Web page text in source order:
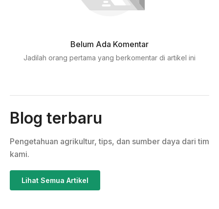
Belum Ada Komentar
Jadilah orang pertama yang berkomentar di artikel ini
Blog terbaru
Pengetahuan agrikultur, tips, dan sumber daya dari tim
kami.
Lihat Semua Artikel